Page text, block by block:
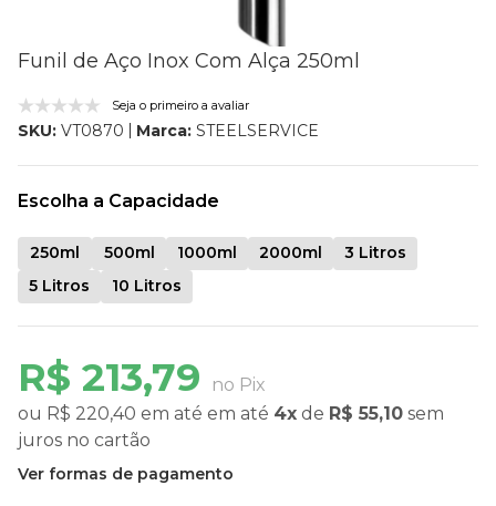
Funil de Aço Inox Com Alça 250ml
Seja o primeiro a avaliar
SKU: VT0870 Marca: STEELSERVICE
R$ 213,79
no Pix
ou R$ 220,40 em até em até 4x de R$ 55,10 sem
juros no cartão
Ver formas de pagamento
Escolha a Capacidade
250ml 500ml 1000ml 2000ml
3 Litros
5 Litros
10 Litros